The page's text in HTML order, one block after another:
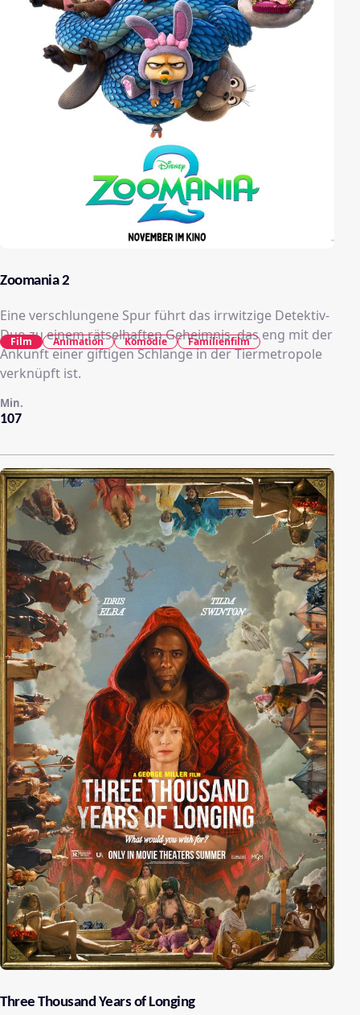
Zoomania 2
Eine verschlungene Spur führt das irrwitzige Detektiv-
Duo zu einem rätselhaften Geheimnis, das eng mit der
Ankunft einer giftigen Schlange in der Tiermetropole
verknüpft ist.
107
Min.
Film Animation Komödie Familienfilm
Three Thousand Years of Longing